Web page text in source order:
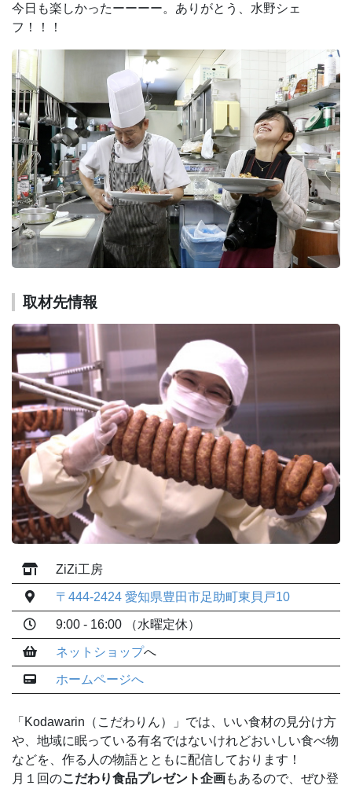
今日も楽しかったーーーー。ありがとう、水野シェ
フ！！！
取材先情報
ZiZi工房
〒444-2424 愛知県豊田市足助町東貝戸10
9:00 - 16:00 （水曜定休）
ネットショップへ
ホームページへ
「Kodawarin（こだわりん）」では、いい食材の見分け方
や、地域に眠っている有名ではないけれどおいしい食べ物
などを、作る人の物語とともに配信しております！
月１回のこだわり食品プレゼント企画もあるので、ぜひ登